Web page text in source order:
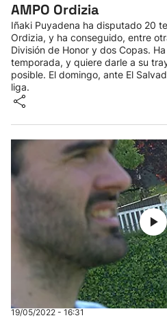
AMPO Ordizia
Iñaki Puyadena ha disputado 20
Ordizia, y ha conseguido, entre
División de Honor y dos Copas.
temporada, y quiere darle a su
posible. El domingo, ante El
liga.
19/05/2022 - 16:31